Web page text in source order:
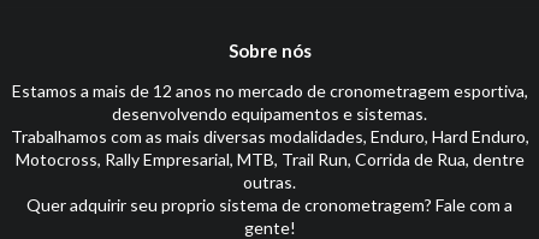
Sobre nós
Estamos a mais de 12 anos no mercado de cronometragem esportiva,
desenvolvendo equipamentos e sistemas.
Trabalhamos com as mais diversas modalidades, Enduro, Hard Enduro,
Motocross, Rally Empresarial, MTB, Trail Run, Corrida de Rua, dentre
outras.
Quer adquirir seu proprio sistema de cronometragem? Fale com a
gente!